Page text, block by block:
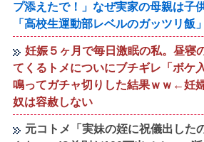
プ添えたで！」なぜ実家の母親は子
「高校生運動部レベルのガッツリ飯
妊娠５ヶ月で毎日激眠の私。昼寝
てくるトメについにブチギレ「ボケ
鳴ってガチャ切りした結果ｗｗ←妊
奴は容赦しない
元コトメ「実妹の姪に祝儀出した